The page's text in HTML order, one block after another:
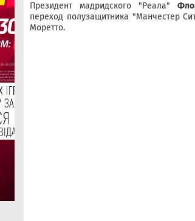
Президент мадридского "Реала"
переход полузащитника "Манчестер
Моретто.